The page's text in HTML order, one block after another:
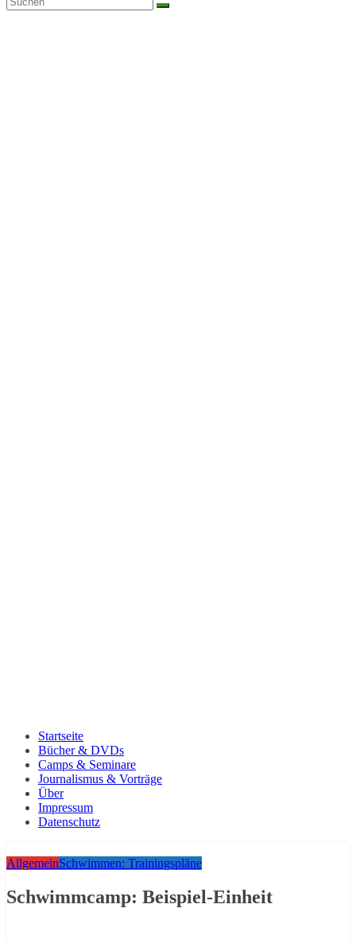
Startseite
Bücher & DVDs
Camps & Seminare
Journalismus & Vorträge
Über
Impressum
Datenschutz
AllgemeinSchwimmen: Trainingspläne
Schwimmcamp: Beispiel-Einheit